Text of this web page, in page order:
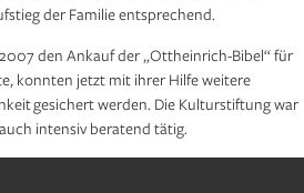
der Familie entsprechend.
den Ankauf der „Ottheinrich-Bibel“ für
konnten jetzt mit ihrer Hilfe weitere
gesichert werden. Die Kulturstiftung war
intensiv beratend tätig.